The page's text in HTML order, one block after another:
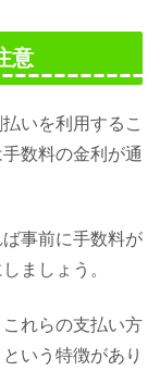
意
いを利用するこ
数料の金利が通
事前に手数料が
ましょう。
れらの支払い方
いう特徴があり